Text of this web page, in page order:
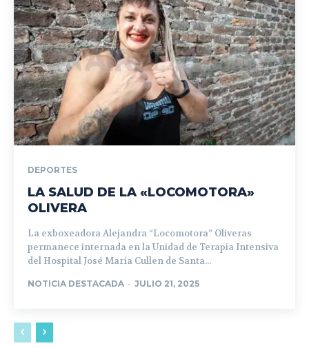
DEPORTES
LA SALUD DE LA «LOCOMOTORA»
OLIVERA
La exboxeadora Alejandra “Locomotora” Oliveras
permanece internada en la Unidad de Terapia Intensiva
del Hospital José María Cullen de Santa...
NOTICIA DESTACADA - JULIO 21, 2025